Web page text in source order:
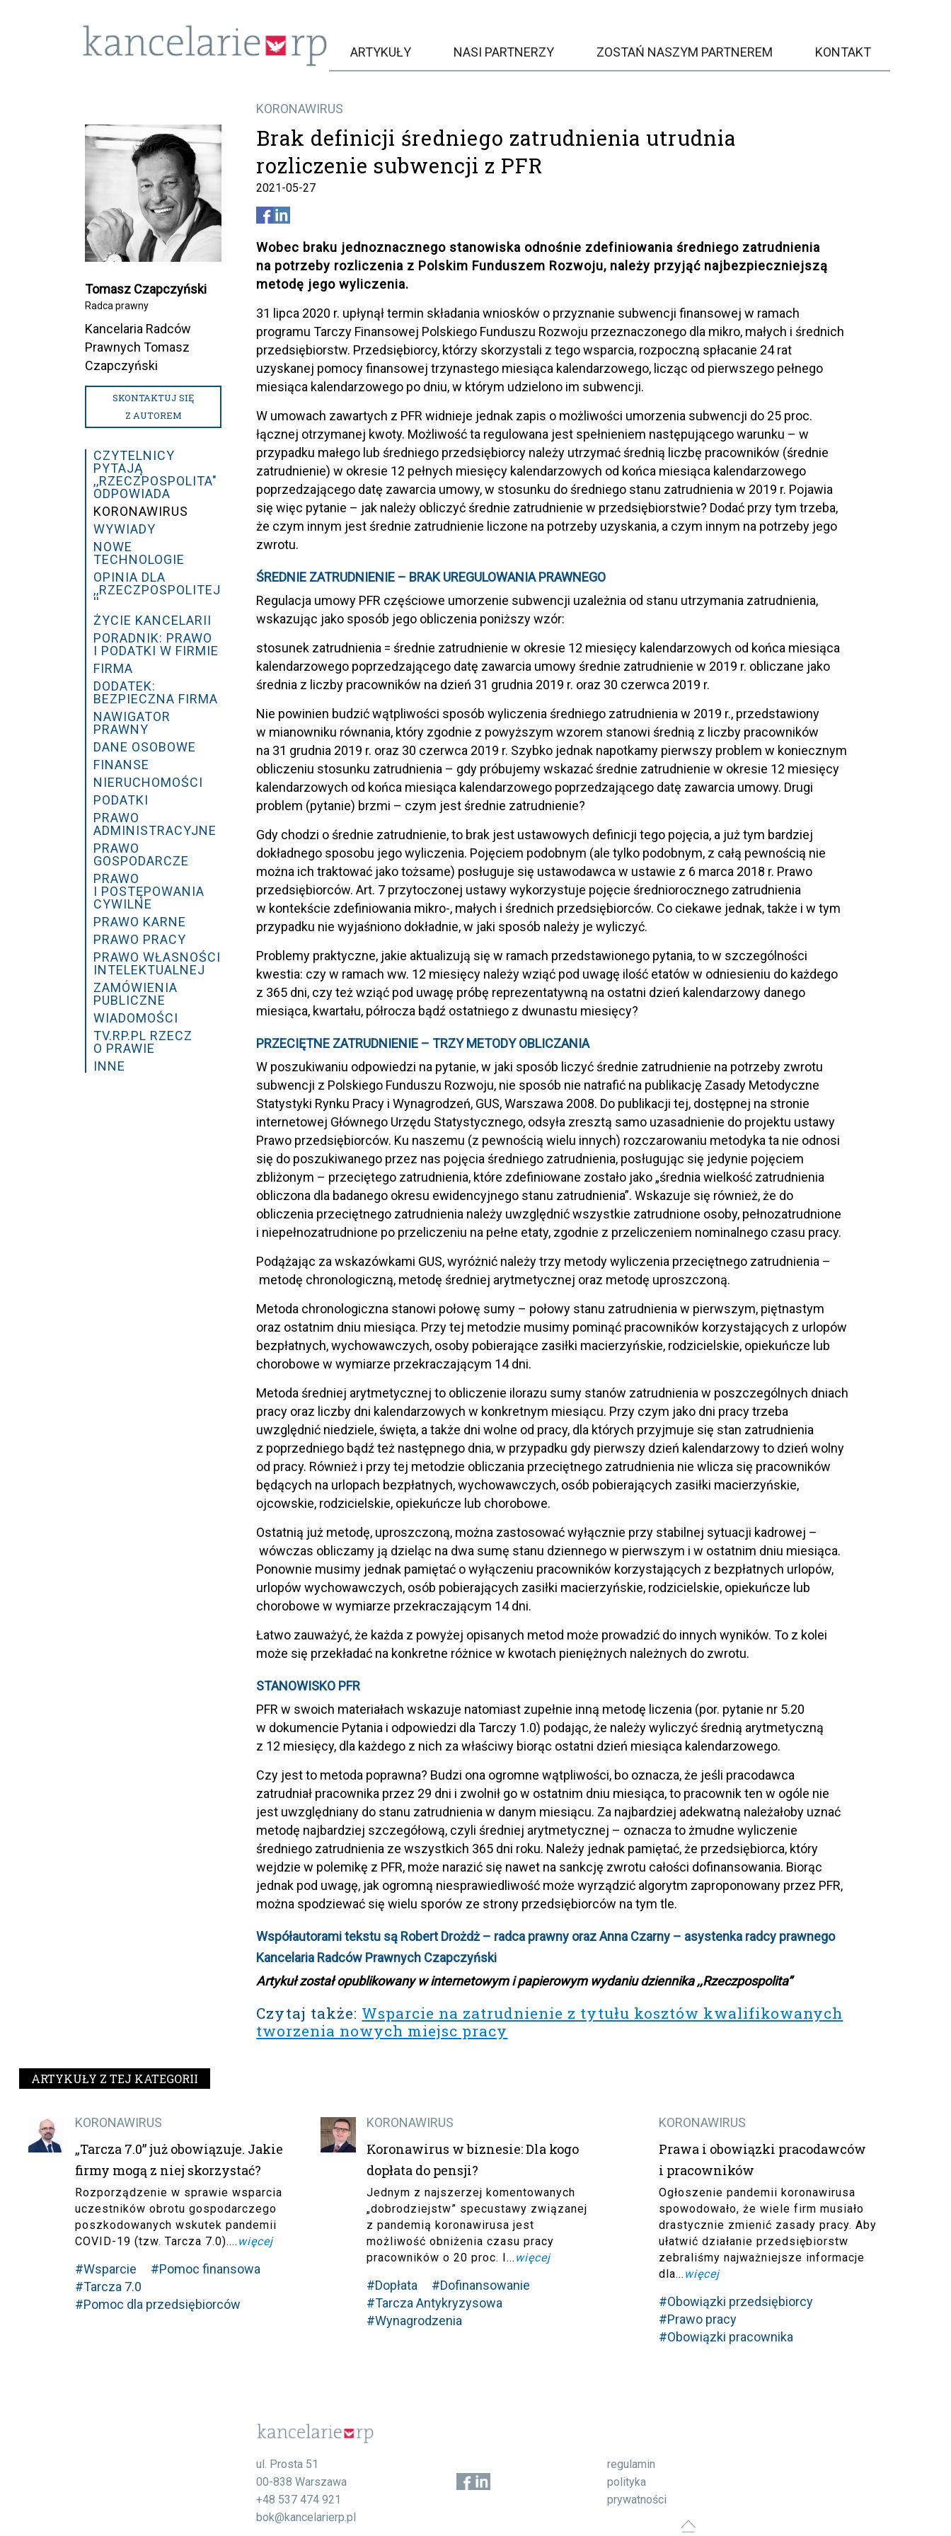
ARTYKUŁY NASI PARTNERZY ZOSTAŃ NASZYM PARTNEREM KONTAKT
KORONAWIRUS
Brak definicji średniego zatrudnienia utrudnia
rozliczenie subwencji z PFR
2021-05-27
Wobec braku jednoznacznego stanowiska odnośnie zdefiniowania średniego zatrudnienia
na potrzeby rozliczenia z Polskim Funduszem Rozwoju, należy przyjąć najbezpieczniejszą
metodę jego wyliczenia.
31 lipca 2020 r. upłynął termin składania wniosków o przyznanie subwencji finansowej w ramach
programu Tarczy Finansowej Polskiego Funduszu Rozwoju przeznaczonego dla mikro, małych i średnich
przedsiębiorstw. Przedsiębiorcy, którzy skorzystali z tego wsparcia, rozpoczną spłacanie 24 rat
uzyskanej pomocy finansowej trzynastego miesiąca kalendarzowego, licząc od pierwszego pełnego
miesiąca kalendarzowego po dniu, w którym udzielono im subwencji.
W umowach zawartych z PFR widnieje jednak zapis o możliwości umorzenia subwencji do 25 proc.
łącznej otrzymanej kwoty. Możliwość ta regulowana jest spełnieniem następującego warunku – w
przypadku małego lub średniego przedsiębiorcy należy utrzymać średnią liczbę pracowników (średnie
zatrudnienie) w okresie 12 pełnych miesięcy kalendarzowych od końca miesiąca kalendarzowego
poprzedzającego datę zawarcia umowy, w stosunku do średniego stanu zatrudnienia w 2019 r. Pojawia
się więc pytanie – jak należy obliczyć średnie zatrudnienie w przedsiębiorstwie? Dodać przy tym trzeba,
że czym innym jest średnie zatrudnienie liczone na potrzeby uzyskania, a czym innym na potrzeby jego
zwrotu.
ŚREDNIE ZATRUDNIENIE – BRAK UREGULOWANIA PRAWNEGO
Regulacja umowy PFR częściowe umorzenie subwencji uzależnia od stanu utrzymania zatrudnienia,
wskazując jako sposób jego obliczenia poniższy wzór:
stosunek zatrudnienia = średnie zatrudnienie w okresie 12 miesięcy kalendarzowych od końca miesiąca
kalendarzowego poprzedzającego datę zawarcia umowy średnie zatrudnienie w 2019 r. obliczane jako
średnia z liczby pracowników na dzień 31 grudnia 2019 r. oraz 30 czerwca 2019 r.
Nie powinien budzić wątpliwości sposób wyliczenia średniego zatrudnienia w 2019 r., przedstawiony
w mianowniku równania, który zgodnie z powyższym wzorem stanowi średnią z liczby pracowników
na 31 grudnia 2019 r. oraz 30 czerwca 2019 r. Szybko jednak napotkamy pierwszy problem w koniecznym
obliczeniu stosunku zatrudnienia – gdy próbujemy wskazać średnie zatrudnienie w okresie 12 miesięcy
kalendarzowych od końca miesiąca kalendarzowego poprzedzającego datę zawarcia umowy. Drugi
problem (pytanie) brzmi – czym jest średnie zatrudnienie?
Gdy chodzi o średnie zatrudnienie, to brak jest ustawowych definicji tego pojęcia, a już tym bardziej
dokładnego sposobu jego wyliczenia. Pojęciem podobnym (ale tylko podobnym, z całą pewnością nie
można ich traktować jako tożsame) posługuje się ustawodawca w ustawie z 6 marca 2018 r. Prawo
przedsiębiorców. Art. 7 przytoczonej ustawy wykorzystuje pojęcie średniorocznego zatrudnienia
w kontekście zdefiniowania mikro-, małych i średnich przedsiębiorców. Co ciekawe jednak, także i w tym
przypadku nie wyjaśniono dokładnie, w jaki sposób należy je wyliczyć.
Problemy praktyczne, jakie aktualizują się w ramach przedstawionego pytania, to w szczególności
kwestia: czy w ramach ww. 12 miesięcy należy wziąć pod uwagę ilość etatów w odniesieniu do każdego
z 365 dni, czy też wziąć pod uwagę próbę reprezentatywną na ostatni dzień kalendarzowy danego
miesiąca, kwartału, półrocza bądź ostatniego z dwunastu miesięcy?
PRZECIĘTNE ZATRUDNIENIE – TRZY METODY OBLICZANIA
W poszukiwaniu odpowiedzi na pytanie, w jaki sposób liczyć średnie zatrudnienie na potrzeby zwrotu
subwencji z Polskiego Funduszu Rozwoju, nie sposób nie natrafić na publikację Zasady Metodyczne
Statystyki Rynku Pracy i Wynagrodzeń, GUS, Warszawa 2008. Do publikacji tej, dostępnej na stronie
internetowej Głównego Urzędu Statystycznego, odsyła zresztą samo uzasadnienie do projektu ustawy
Prawo przedsiębiorców. Ku naszemu (z pewnością wielu innych) rozczarowaniu metodyka ta nie odnosi
się do poszukiwanego przez nas pojęcia średniego zatrudnienia, posługując się jedynie pojęciem
zbliżonym – przeciętego zatrudnienia, które zdefiniowane zostało jako „średnia wielkość zatrudnienia
obliczona dla badanego okresu ewidencyjnego stanu zatrudnienia”. Wskazuje się również, że do
obliczenia przeciętnego zatrudnienia należy uwzględnić wszystkie zatrudnione osoby, pełnozatrudnione
i niepełnozatrudnione po przeliczeniu na pełne etaty, zgodnie z przeliczeniem nominalnego czasu pracy.
Podążając za wskazówkami GUS, wyróżnić należy trzy metody wyliczenia przeciętnego zatrudnienia –
metodę chronologiczną, metodę średniej arytmetycznej oraz metodę uproszczoną.
Metoda chronologiczna stanowi połowę sumy – połowy stanu zatrudnienia w pierwszym, piętnastym
oraz ostatnim dniu miesiąca. Przy tej metodzie musimy pominąć pracowników korzystających z urlopów
bezpłatnych, wychowawczych, osoby pobierające zasiłki macierzyńskie, rodzicielskie, opiekuńcze lub
chorobowe w wymiarze przekraczającym 14 dni.
Metoda średniej arytmetycznej to obliczenie ilorazu sumy stanów zatrudnienia w poszczególnych dniach
pracy oraz liczby dni kalendarzowych w konkretnym miesiącu. Przy czym jako dni pracy trzeba
uwzględnić niedziele, święta, a także dni wolne od pracy, dla których przyjmuje się stan zatrudnienia
z poprzedniego bądź też następnego dnia, w przypadku gdy pierwszy dzień kalendarzowy to dzień wolny
od pracy. Również i przy tej metodzie obliczania przeciętnego zatrudnienia nie wlicza się pracowników
będących na urlopach bezpłatnych, wychowawczych, osób pobierających zasiłki macierzyńskie,
ojcowskie, rodzicielskie, opiekuńcze lub chorobowe.
Ostatnią już metodę, uproszczoną, można zastosować wyłącznie przy stabilnej sytuacji kadrowej –
wówczas obliczamy ją dzieląc na dwa sumę stanu dziennego w pierwszym i w ostatnim dniu miesiąca.
Ponownie musimy jednak pamiętać o wyłączeniu pracowników korzystających z bezpłatnych urlopów,
urlopów wychowawczych, osób pobierających zasiłki macierzyńskie, rodzicielskie, opiekuńcze lub
chorobowe w wymiarze przekraczającym 14 dni.
Łatwo zauważyć, że każda z powyżej opisanych metod może prowadzić do innych wyników. To z kolei
może się przekładać na konkretne różnice w kwotach pieniężnych należnych do zwrotu.
STANOWISKO PFR
PFR w swoich materiałach wskazuje natomiast zupełnie inną metodę liczenia (por. pytanie nr 5.20
w dokumencie Pytania i odpowiedzi dla Tarczy 1.0) podając, że należy wyliczyć średnią arytmetyczną
z 12 miesięcy, dla każdego z nich za właściwy biorąc ostatni dzień miesiąca kalendarzowego.
Czy jest to metoda poprawna? Budzi ona ogromne wątpliwości, bo oznacza, że jeśli pracodawca
zatrudniał pracownika przez 29 dni i zwolnił go w ostatnim dniu miesiąca, to pracownik ten w ogóle nie
jest uwzględniany do stanu zatrudnienia w danym miesiącu. Za najbardziej adekwatną należałoby uznać
metodę najbardziej szczegółową, czyli średniej arytmetycznej – oznacza to żmudne wyliczenie
średniego zatrudnienia ze wszystkich 365 dni roku. Należy jednak pamiętać, że przedsiębiorca, który
wejdzie w polemikę z PFR, może narazić się nawet na sankcję zwrotu całości dofinansowania. Biorąc
jednak pod uwagę, jak ogromną niesprawiedliwość może wyrządzić algorytm zaproponowany przez PFR,
można spodziewać się wielu sporów ze strony przedsiębiorców na tym tle.
Współautorami tekstu są Robert Drożdż – radca prawny oraz Anna Czarny – asystenka radcy prawnego
Kancelaria Radców Prawnych Czapczyński
Artykuł został opublikowany w internetowym i papierowym wydaniu dziennika ,,Rzeczpospolita”
Czytaj także: Wsparcie na zatrudnienie z tytułu kosztów kwalifikowanych
tworzenia nowych miejsc pracy
Tomasz Czapczyński
Radca prawny
Kancelaria Radców
Prawnych Tomasz
Czapczyński
SKONTAKTUJ SIĘ
Z AUTOREM
CZYTELNICY
PYTAJĄ
,,RZECZPOSPOLITA"
ODPOWIADA
KORONAWIRUS
WYWIADY
NOWE
TECHNOLOGIE
OPINIA DLA
,,RZECZPOSPOLITEJ
''
ŻYCIE KANCELARII
PORADNIK: PRAWO
I PODATKI W FIRMIE
FIRMA
DODATEK:
BEZPIECZNA FIRMA
NAWIGATOR
PRAWNY
DANE OSOBOWE
FINANSE
NIERUCHOMOŚCI
PODATKI
PRAWO
ADMINISTRACYJNE
PRAWO
GOSPODARCZE
PRAWO
I POSTĘPOWANIA
CYWILNE
PRAWO KARNE
PRAWO PRACY
PRAWO WŁASNOŚCI
INTELEKTUALNEJ
ZAMÓWIENIA
PUBLICZNE
WIADOMOŚCI
TV.RP.PL RZECZ
O PRAWIE
INNE
ARTYKUŁY Z TEJ KATEGORII
KORONAWIRUS
„Tarcza 7.0” już obowiązuje. Jakie
firmy mogą z niej skorzystać?
Rozporządzenie w sprawie wsparcia
uczestników obrotu gospodarczego
poszkodowanych wskutek pandemii
COVID-19 (tzw. Tarcza 7.0).... więcej
#Wsparcie
#Pomoc finansowa
#Tarcza 7.0
#Pomoc dla przedsiębiorców
KORONAWIRUS
Koronawirus w biznesie: Dla kogo
dopłata do pensji?
Jednym z najszerzej komentowanych
„dobrodziejstw” specustawy związanej
z pandemią koronawirusa jest
możliwość obniżenia czasu pracy
pracowników o 20 proc. I... więcej
#Dopłata
#Dofinansowanie
#Tarcza Antykryzysowa
#Wynagrodzenia
KORONAWIRUS
Prawa i obowiązki pracodawców
i pracowników
Ogłoszenie pandemii koronawirusa
spowodowało, że wiele firm musiało
drastycznie zmienić zasady pracy. Aby
ułatwić działanie przedsiębiorstw
zebraliśmy najważniejsze informacje
dla... więcej
#Obowiązki przedsiębiorcy
#Prawo pracy
#Obowiązki pracownika
ul. Prosta 51
00-838 Warszawa
+48 537 474 921
bok@kancelarierp.pl
regulamin
polityka
prywatności